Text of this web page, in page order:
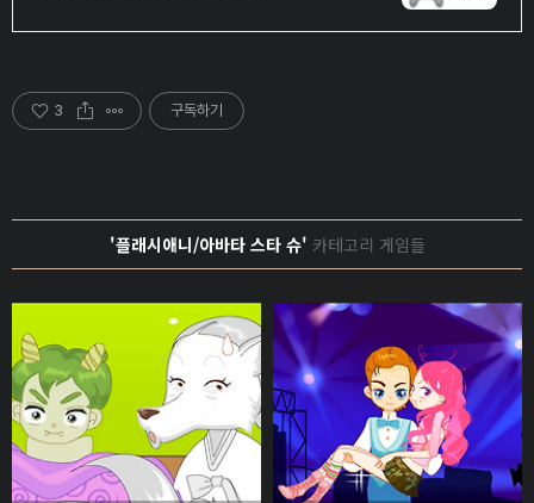
3 구독하기
'플래시애니/아바타 스타 슈' 카테고리 게임들